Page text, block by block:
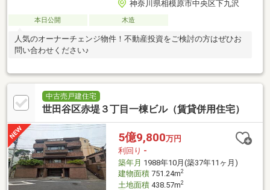
神奈川県相模原市中央区下九沢
本日公開 木造
人気のオーナーチェンジ物件！不動産投資をご検討の方はぜひお
問い合わせください♪
中古売戸建住宅
世田谷区赤堤３丁目一棟ビル（賃貸併用住宅）
5億9,800万円
利回り -
築年月 1988年10月(築37年11ヶ月)
建物面積751.24m2
土地面積438.57m2